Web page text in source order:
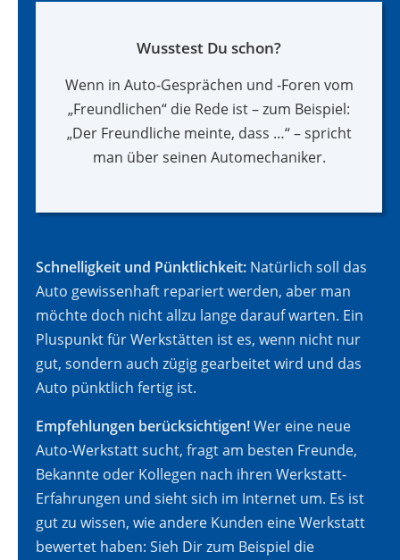
Wusstest Du schon?
Wenn in Auto-Gesprächen und -Foren vom
„Freundlichen“ die Rede ist – zum Beispiel:
„Der Freundliche meinte, dass …“ – spricht
man über seinen Automechaniker.
Schnelligkeit und Pünktlichkeit: Natürlich soll das
Auto gewissenhaft repariert werden, aber man
möchte doch nicht allzu lange darauf warten. Ein
Pluspunkt für Werkstätten ist es, wenn nicht nur
gut, sondern auch zügig gearbeitet wird und das
Auto pünktlich fertig ist.
Empfehlungen berücksichtigen!Wer eine neue
Auto-Werkstatt sucht, fragt am besten Freunde,
Bekannte oder Kollegen nach ihren Werkstatt-
Erfahrungen und sieht sich im Internet um. Es ist
gut zu wissen, wie andere Kunden eine Werkstatt
bewertet haben: Sieh Dir zum Beispiel die